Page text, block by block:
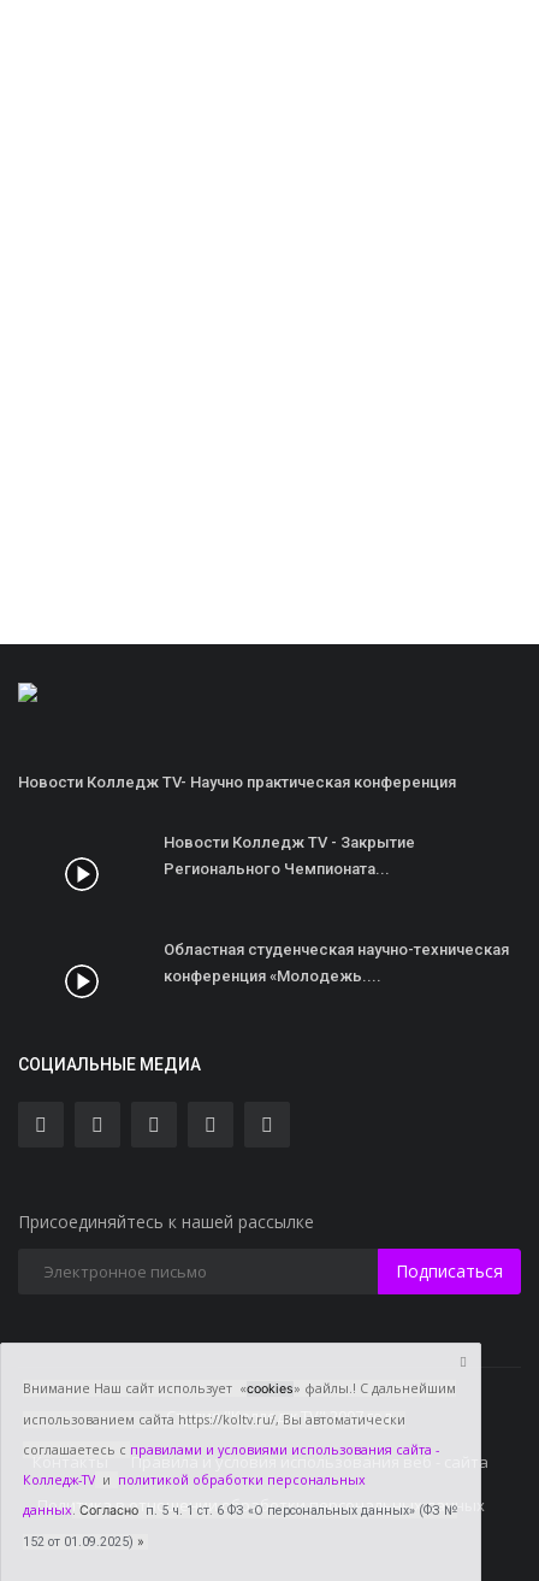
Новости Колледж TV- Научно практическая конференция
Новости Колледж TV - Закрытие
Регионального Чемпионата...
Областная студенческая научно-техническая
конференция «Молодежь....
СОЦИАЛЬНЫЕ МЕДИА
Присоединяйтесь к нашей рассылке
Подписаться
Студия "Колледж TV" 2007 год
Контакты
Правила и условия использования веб - сайта
Политика в отношении обработки персональных данных
Внимание Наш сайт использует «cookies» файлы.! С дальнейшим
использованием сайта https://koltv.ru/, Вы автоматически
соглашаетесь с правилами и условиями использования сайта -
Колледж-TV и политикой обработки персональных
данных. Согласно п. 5 ч. 1 ст. 6 ФЗ «О персональных данных» (ФЗ №
152 от 01.09.2025) »